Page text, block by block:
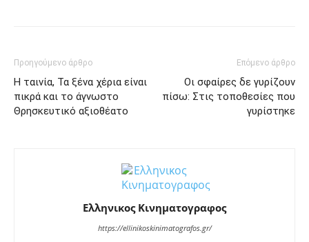
Προηγούμενο άρθρο
Η ταινία, Τα ξένα χέρια είναι
πικρά και το άγνωστο
Θρησκευτικό αξιοθέατο
Επόμενο άρθρο
Οι σφαίρες δε γυρίζουν
πίσω: Στις τοποθεσίες που
γυρίστηκε
Ελληνικος Κινηματογραφος
https://ellinikoskinimatografos.gr/